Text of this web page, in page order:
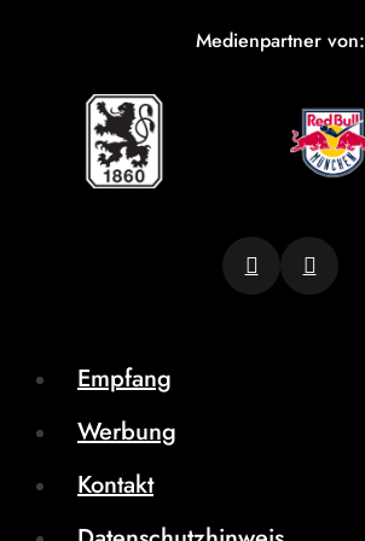
Medienpartner von:
Empfang
Werbung
Kontakt